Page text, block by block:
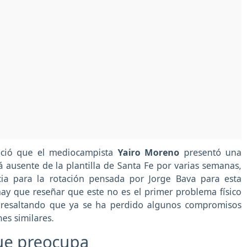
que el mediocampista Yairo Moreno presentó una
de la plantilla de Santa Fe por varias semanas,
para la rotación pensada por Jorge Bava para esta
que reseñar que este no es el primer problema físico
que ya se ha perdido algunos compromisos
similares.
preocupa